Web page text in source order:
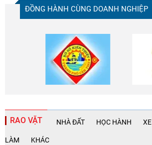
ĐỒNG HÀNH CÙNG DOANH NGHIỆP
RAO VẶT NHÀ ĐẤT HỌC HÀNH XE
LÀM KHÁC